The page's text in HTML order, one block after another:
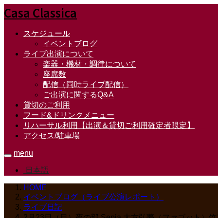
Casa Classica
スケジュール
イベントブログ
ライブ出演について
楽器・機材・調律について
座席数
配信（同時ライブ配信）
ご出演に関するQ&A
貸切のご利用
フード&ドリンクメニュー
リハーサル利用【出演＆貸切ご利用確定者限定】
アクセス/駐車場
menu
日本語
HOME
イベントブログ（ライブ公演レポート）
ライブ日記